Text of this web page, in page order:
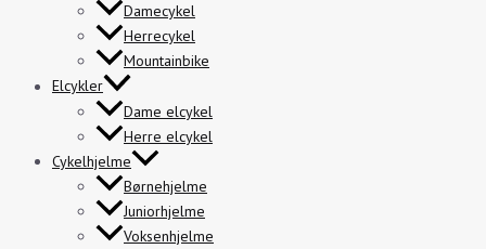
Damecykel
Herrecykel
Mountainbike
Elcykler
Dame elcykel
Herre elcykel
Cykelhjelme
Børnehjelme
Juniorhjelme
Voksenhjelme